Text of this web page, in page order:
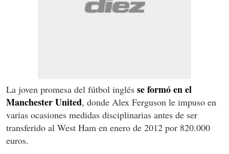
La joven promesa del fútbol inglés se formó en el
Manchester United, donde Alex Ferguson le impuso en
varias ocasiones medidas disciplinarias antes de ser
transferido al West Ham en enero de 2012 por 820.000
euros.